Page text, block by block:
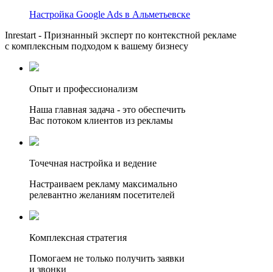
Настройка Google Ads в Альметьевске
Inrestart - Признанный эксперт по контекстной рекламе
с комплексным подходом к вашему бизнесу
Опыт и профессионализм
Наша главная задача - это обеспечить
Вас потоком клиентов из рекламы
Точечная настройка и ведение
Настраиваем рекламу максимально
релевантно желаниям посетителей
Комплексная стратегия
Помогаем не только получить заявки
и звонки